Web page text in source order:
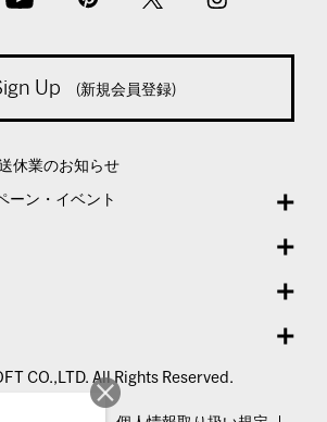
Up (新規会員登録)
休業のお知らせ
ーン・イベント
CO.,LTD. All Rights Reserved.